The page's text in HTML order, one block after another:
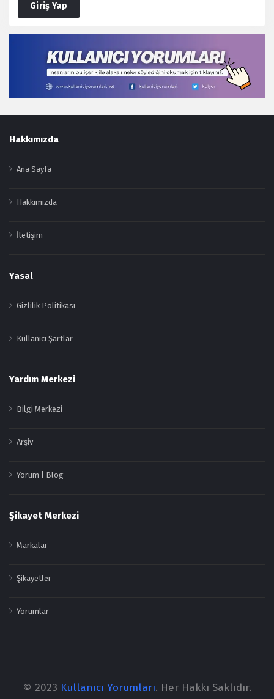
Giriş Yap
Footer
Hakkımızda
Ana Sayfa
Hakkımızda
İletişim
Yasal
Gizlilik Politikası
Kullanıcı Şartlar
Yardım Merkezi
Bilgi Merkezi
Arşiv
Yorum | Blog
Şikayet Merkezi
Markalar
Şikayetler
Yorumlar
© 2023 Kullanıcı Yorumları. Her Hakkı Saklıdır.